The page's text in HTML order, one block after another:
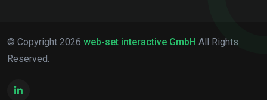
© Copyright 2026 web-set interactive GmbH All Rights
Reserved.